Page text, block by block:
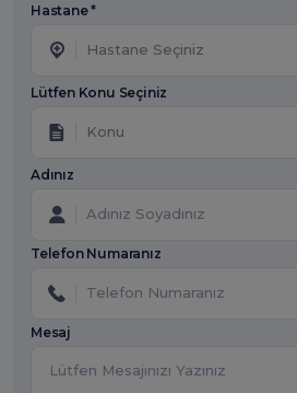
Hastane *
Hastane Seçiniz
Lütfen Konu Seçiniz
Konu
Adınız
Telefon Numaranız
Mesaj